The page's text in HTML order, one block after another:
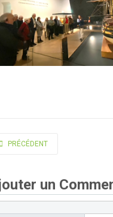
ARTICLE PRÉCÉDENT : SORTIE DE
PRÉCÉDENT
un